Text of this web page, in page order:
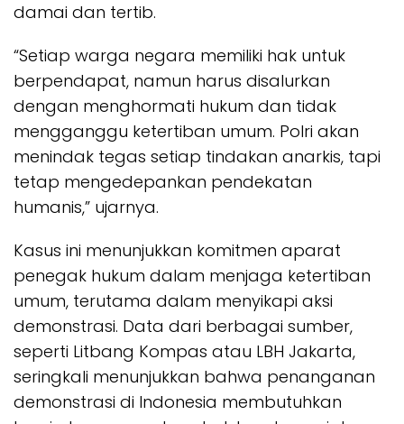
damai dan tertib.
“Setiap warga negara memiliki hak untuk
berpendapat, namun harus disalurkan
dengan menghormati hukum dan tidak
mengganggu ketertiban umum. Polri akan
menindak tegas setiap tindakan anarkis, tapi
tetap mengedepankan pendekatan
humanis,” ujarnya.
Kasus ini menunjukkan komitmen aparat
penegak hukum dalam menjaga ketertiban
umum, terutama dalam menyikapi aksi
demonstrasi. Data dari berbagai sumber,
seperti Litbang Kompas atau LBH Jakarta,
seringkali menunjukkan bahwa penanganan
demonstrasi di Indonesia membutuhkan